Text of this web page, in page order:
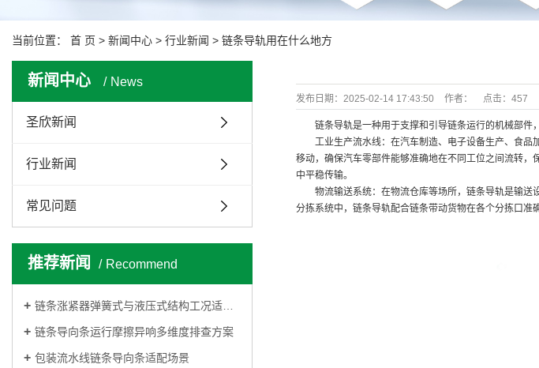
当前位置： 首 页 > 新闻中心 > 行业新闻 > 链条导轨用在什么地方
新闻中心 News
圣欣新闻
行业新闻
常见问题
推荐新闻 Recommend
链条涨紧器弹簧式与液压式结构工况适用差异对比
链条导向条运行摩擦异响多维度排查方案
包装流水线链条导向条适配场景
发布日期： 2025-02-14 17:43:50 作者： 点击： 457
链条导轨是一种用于支撑和引导链条运行的机械部件，
工业生产流水线：在汽车制造、电子设备生产、食品
移动，确保汽车零部件能够准确地在不同工位之间流转
中平稳传输。
物流输送系统：在物流仓库等场所，链条导轨是输送设
分拣系统中，链条导轨配合链条带动货物在各个分拣口准